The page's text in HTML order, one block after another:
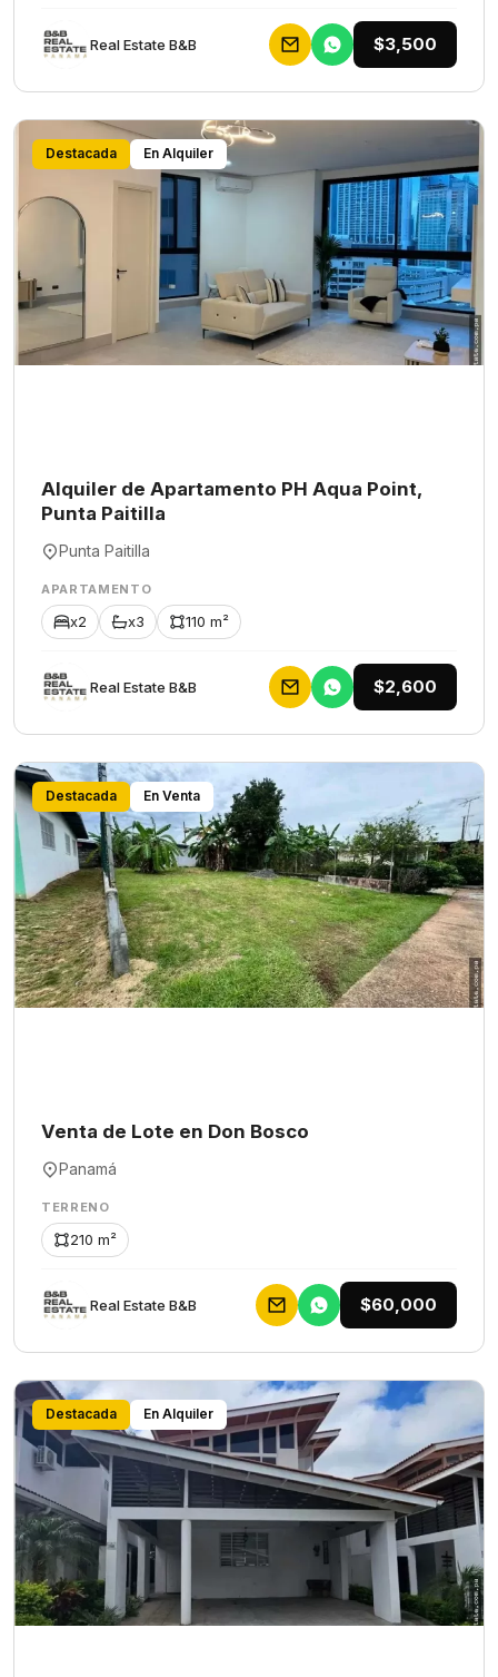
Rеаl Еstаtе В&В $3,500
Destacada En Alquiler
Alquiler de Apartamento PH Aqua Point,
Punta Paitilla
Punta Paitilla
APARTAMENTO
x2 x3 110 m²
Rеаl Еstаtе В&В $2,600
Destacada En Venta
Venta de Lote en Don Bosco
Panamá
TERRENO
210 m²
Rеаl Еstаtе В&В $60,000
Destacada En Alquiler